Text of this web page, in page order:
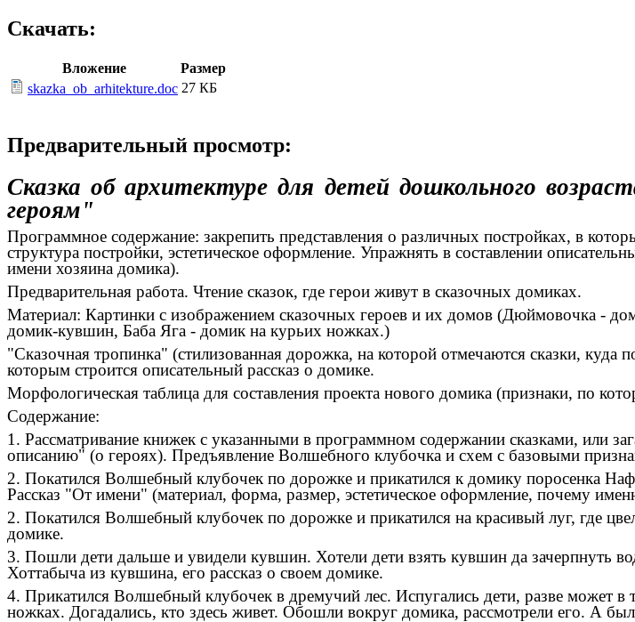
Скачать:
Вложение
Размер
skazka_ob_arhitekture.doc 27 КБ
Предварительный просмотр:
Сказка об архитектуре для детей дошкольного
героям"
Программное содержание: закрепить представления о различных постройках, в
структура постройки, эстетическое оформление. Упражнять в составлении
имени хозяина домика).
Предварительная работа. Чтение сказок, где герои живут в сказочных домиках.
Материал: Картинки с изображением сказочных героев и их домов (Дюймовочка -
домик-кувшин, Баба Яга - домик на курьих ножках.)
"Сказочная тропинка" (стилизованная дорожка, на которой отмечаются сказки,
которым строится описательный рассказ о домике.
Морфологическая таблица для составления проекта нового домика (признаки, по
Содержание:
1. Рассматривание книжек с указанными в программном содержании сказками, или
описанию" (о героях). Предъявление Волшебного клубочка и схем с базовыми
2. Покатился Волшебный клубочек по дорожке и прикатился к домику поросенка
Рассказ "От имени" (материал, форма, размер, эстетическое оформление, почему
2. Покатился Волшебный клубочек по дорожке и прикатился на красивый луг, где
домике.
3. Пошли дети дальше и увидели кувшин. Хотели дети взять кувшин да зачерпнуть
Хоттабыча из кувшина, его рассказ о своем домике.
4. Прикатился Волшебный клубочек в дремучий лес. Испугались дети, разве может
ножках. Догадались, кто здесь живет. Обошли вокруг домика, рассмотрели его. А